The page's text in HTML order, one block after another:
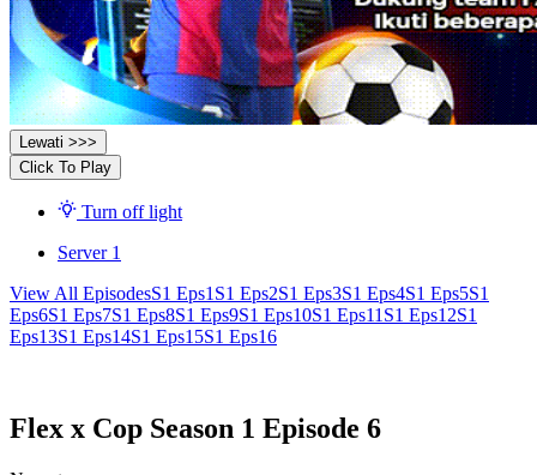
Lewati >>>
Click To Play
Turn off light
Server 1
View All EpisodesS1 Eps1 S1 Eps2S1 Eps3S1 Eps4S1 Eps5S1
Eps6S1 Eps7S1 Eps8S1 Eps9S1 Eps10S1 Eps11 S1 Eps12S1
Eps13S1 Eps14S1 Eps15S1 Eps16
Flex x Cop Season 1 Episode 6